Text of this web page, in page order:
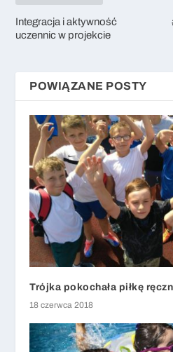
Integracja i aktywność
uczennic w projekcie
POWIĄZANE POSTY
Trójka pokochała piłkę
18 czerwca 2018